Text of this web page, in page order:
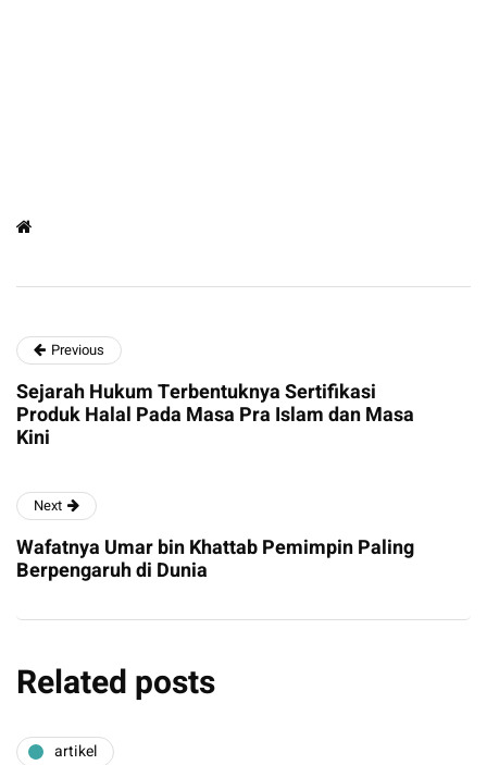
Previous
Sejarah Hukum Terbentuknya Sertifikasi
Produk Halal Pada Masa Pra Islam dan Masa
Kini
Next
Wafatnya Umar bin Khattab Pemimpin Paling
Berpengaruh di Dunia
Related posts
artikel